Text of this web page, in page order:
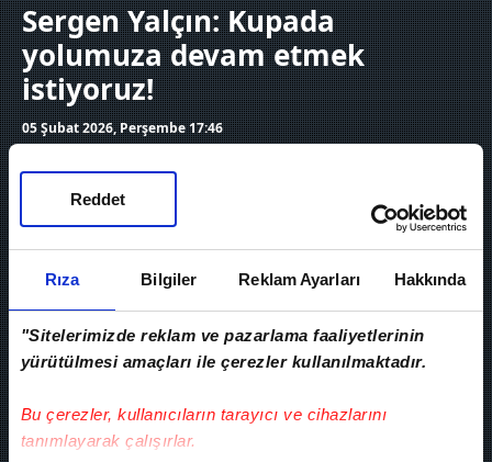
Rıza Bilgiler Reklam Ayarları Hakkında
"Sitelerimizde reklam ve pazarlama faaliyetlerinin
yürütülmesi amaçları ile çerezler kullanılmaktadır.
Bu çerezler, kullanıcıların tarayıcı ve cihazlarını
tanımlayarak çalışırlar.
Reddet
Sergen Yalçın: Kupada
yolumuza devam etmek
istiyoruz!
05 Şubat 2026, Perşembe 17:46